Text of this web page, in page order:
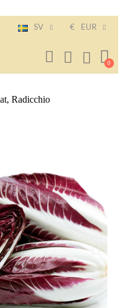
SV € EUR
Radicchio